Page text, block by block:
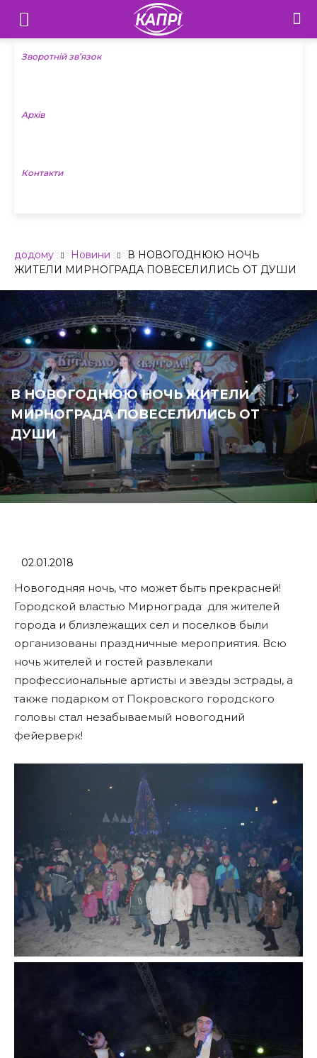
Телебачення
«Капрі»
Новини
Зворотній зв’язок
Архів
Контакти
додому Новини
В НОВОГОДНЮЮ НОЧЬ
ЖИТЕЛИ МИРНОГРАДА ПОВЕСЕЛИЛИСЬ ОТ ДУШИ
В НОВОГОДНЮЮ НОЧЬ ЖИТЕЛИ
МИРНОГРАДА ПОВЕСЕЛИЛИСЬ ОТ
ДУШИ
02.01.2018
Новогодняя ночь, что может быть прекрасней!
Городской властью Мирнограда для жителей
города и близлежащих сел и поселков были
организованы праздничные мероприятия. Всю
ночь жителей и гостей развлекали
профессиональные артисты и звезды эстрады, а
также подарком от Покровского городского
головы стал незабываемый новогодний
фейерверк!